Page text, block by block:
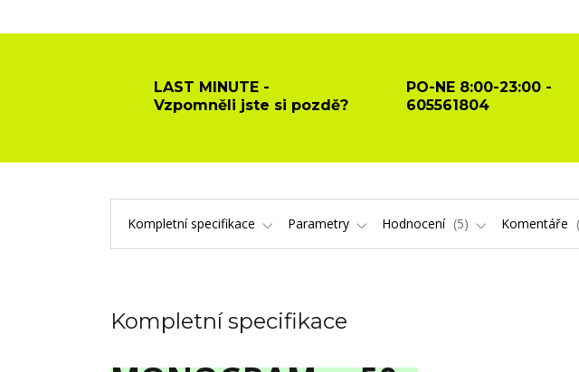
LAST MINUTE -
Vzpomněli jste si pozdě?
PO-NE 8:00-23:00 -
605561804
Kompletní specifikace Parametry Hodnocení 5 Komentáře
Kompletní specifikace